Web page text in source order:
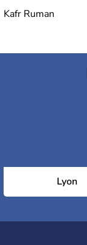
Kafr Ruman
Lyon